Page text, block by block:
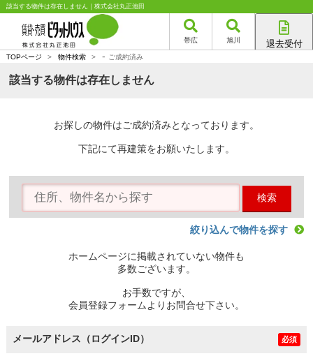
該当する物件は存在しません｜株式会社丸正池田
帯広 旭川 退去受付
TOPページ > 物件検索 > - ご成約済み
該当する物件は存在しません
お探しの物件はご成約済みとなっております。
下記にて再建策をお願いたします。
検索
絞り込んで物件を探す
ホームページに掲載されていない物件も
多数ございます。
お手数ですが、
会員登録フォームよりお問合せ下さい。
メールアドレス（ログインID） 必須